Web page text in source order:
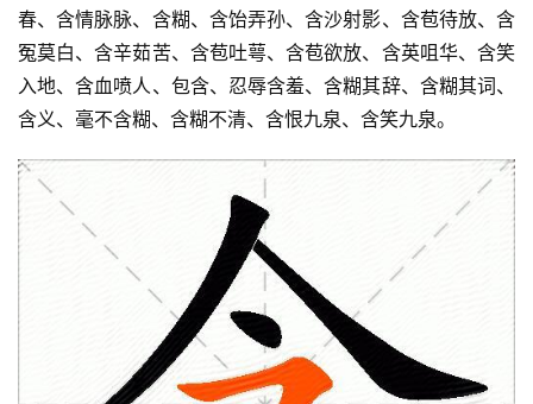
春、含情脉脉、含糊、含饴弄孙、含沙射影、含苞待放、含
冤莫白、含辛茹苦、含苞吐萼、含苞欲放、含英咀华、含笑
入地、含血喷人、包含、忍辱含羞、含糊其辞、含糊其词、
含义、毫不含糊、含糊不清、含恨九泉、含笑九泉。